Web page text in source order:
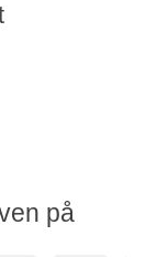
på